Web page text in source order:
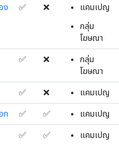
ง ✅ ❌
แคมเปญ
กลุ่ม
โฆษณา
✅ ❌
กลุ่ม
โฆษณา
✅ ❌ แคมเปญ
ก ✅ ✅ แคมเปญ
✅ ✅
แคมเปญ